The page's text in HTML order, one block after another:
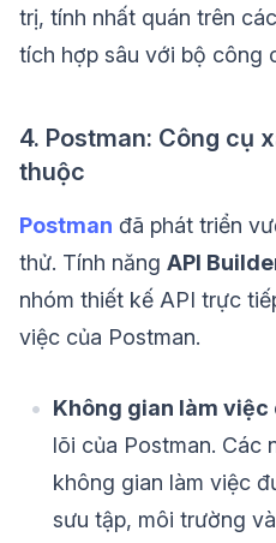
trị, tính nhất quán trên
tích hợp sâu với bộ công
4. Postman: Công cụ
thuộc
Postman đã phát triển
thử. Tính năng API
nhóm thiết kế API trực
việc của Postman.
Không gian làm việc
lõi của Postman. Các
không gian làm việc
sưu tập, môi trường